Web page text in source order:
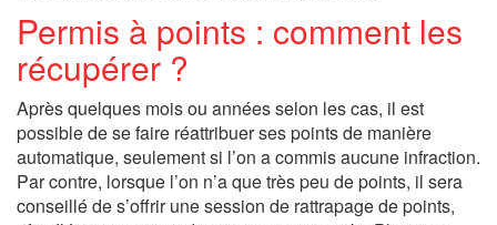
Permis à points : comment les
récupérer ?
Après quelques mois ou années selon les cas, il est
possible de se faire réattribuer ses points de manière
automatique, seulement si l’on a commis aucune infraction.
Par contre, lorsque l’on n’a que très peu de points, il sera
conseillé de s’offrir une session de rattrapage de points,